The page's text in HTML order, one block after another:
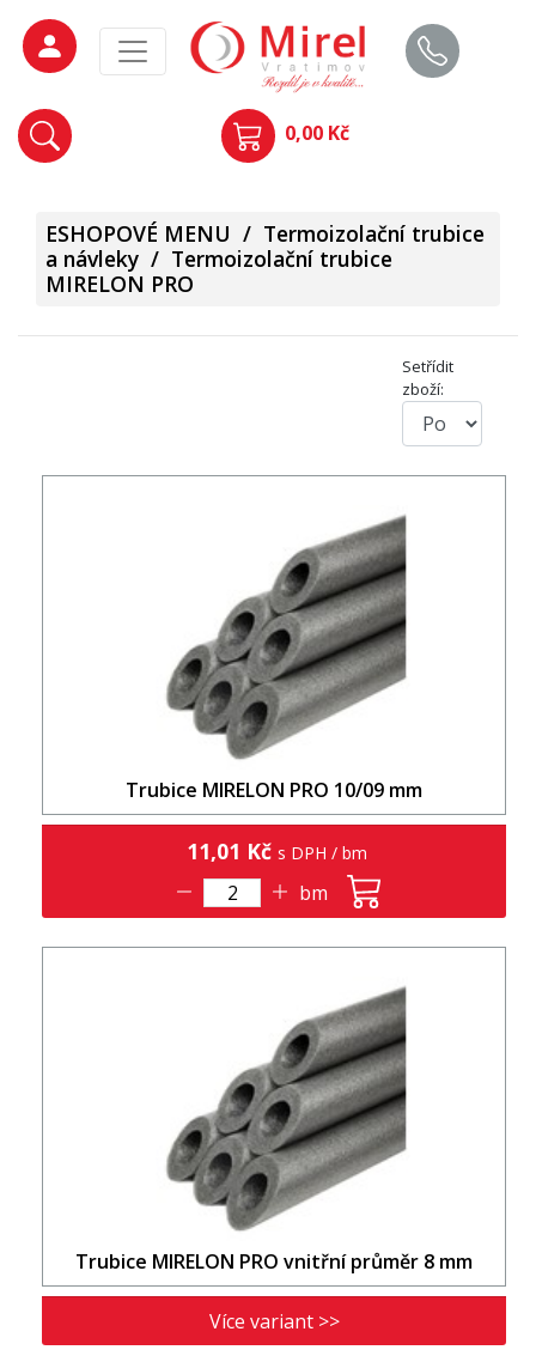
0,00 Kč
ESHOPOVÉ MENU / Termoizolační trubice
a návleky / Termoizolační trubice
MIRELON PRO
Setřídit
zboží:
Trubice MIRELON PRO 10/09 mm
11,01 Kč s DPH / bm
bm
Trubice MIRELON PRO vnitřní průměr 8 mm
Více variant >>